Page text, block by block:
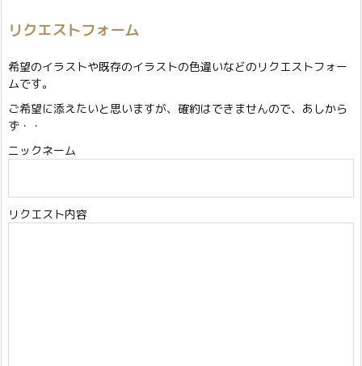
リクエストフォーム
希望のイラストや既存のイラストの色違いなどのリクエストフォー
ムです。
ご希望に添えたいと思いますが、確約はできませんので、あしから
ず・・
ニックネーム
リクエスト内容